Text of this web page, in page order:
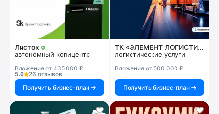
Листок
автономный копицентр
Вложения от 435 000 ₽
5.0
26 отзывов
Получить бизнес-план
ТК «ЭЛЕМЕНТ ЛОГИСТИК»
логистические услуги
Вложения от 500 000 ₽
Получить бизнес-план